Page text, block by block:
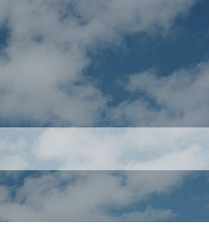
UNSER KREIS KARRIERE